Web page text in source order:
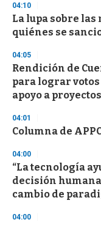
04:10
La lupa sobre
quiénes se
04:05
Rendición de
para lograr
apoyo a
04:01
Columna de
04:00
“La tecnología
decisión
cambio de
04:00